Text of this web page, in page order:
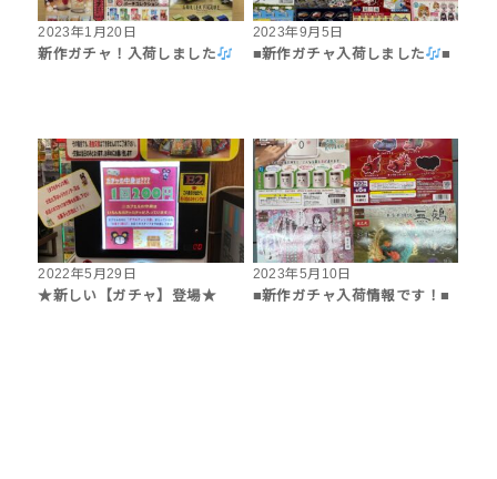
2023年1月20日
新作ガチャ！入荷しました
2023年9月5日
■新作ガチャ入荷しました
■
2022年5月29日
★新しい【ガチャ】登場★
2023年5月10日
■新作ガチャ入荷情報です！■